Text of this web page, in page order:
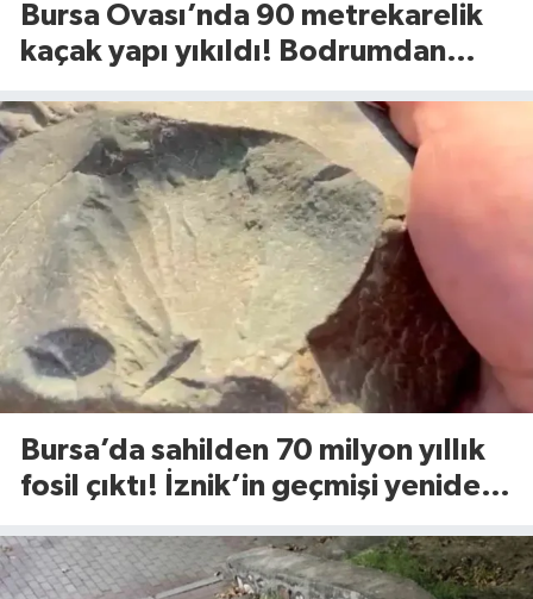
Bursa Ovası’nda 90 metrekarelik
kaçak yapı yıkıldı! Bodrumdan
Bursa’da sahilden 70 milyon yıllık
fosil çıktı! İznik’in geçmişi yeniden